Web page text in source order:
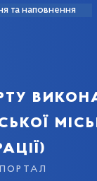
та наповнення